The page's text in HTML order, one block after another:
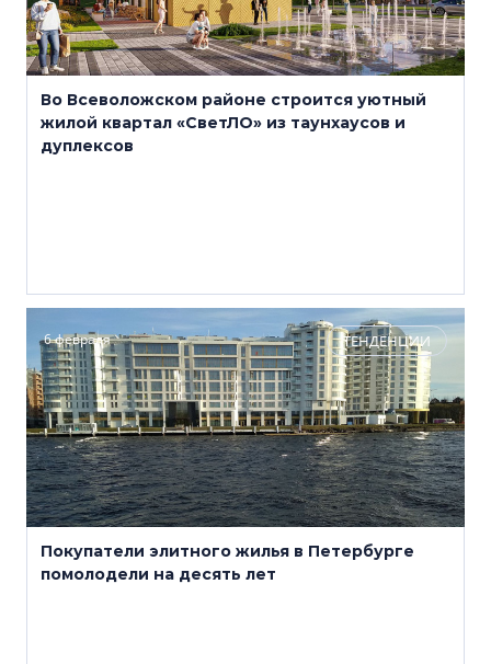
Во Всеволожском районе строится уютный
жилой квартал «СветЛО» из таунхаусов и
дуплексов
6 февраля ТЕНДЕНЦИИ
Покупатели элитного жилья в Петербурге
помолодели на десять лет